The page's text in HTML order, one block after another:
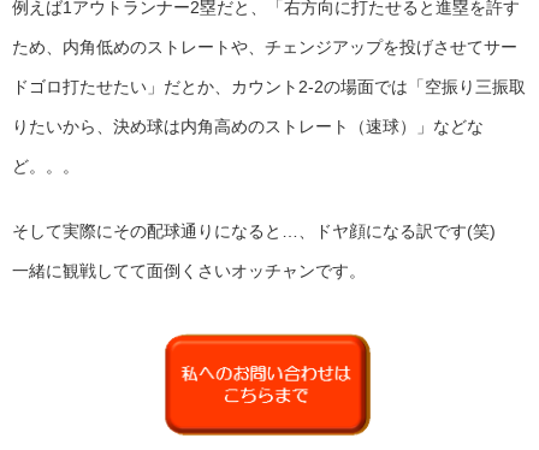
例えば1アウトランナー2塁だと、「右方向に打たせると進塁を許す
ため、内角低めのストレートや、チェンジアップを投げさせてサー
ドゴロ打たせたい」だとか、カウント2-2の場面では「空振り三振取
りたいから、決め球は内角高めのストレート（速球）」などな
ど。。。
そして実際にその配球通りになると…、ドヤ顔になる訳です(笑)
一緒に観戦してて面倒くさいオッチャンです。